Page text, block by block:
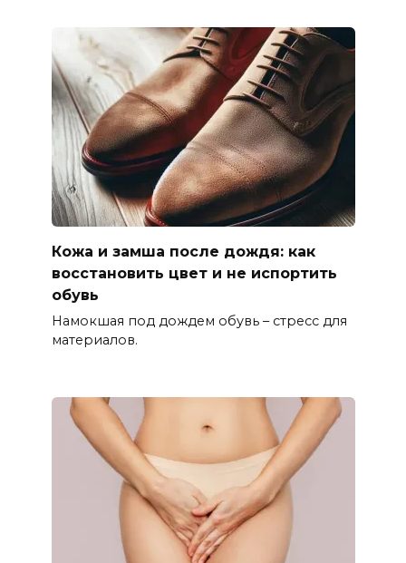
Кожа и замша после дождя: как
восстановить цвет и не испортить
обувь
Намокшая под дождем обувь – стресс для
материалов.